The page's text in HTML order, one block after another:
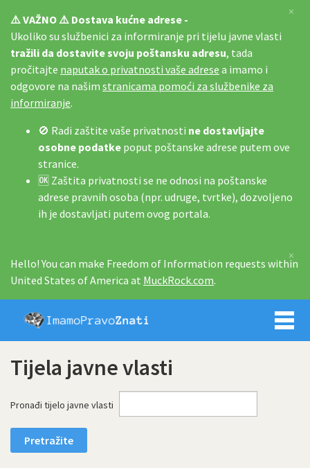
⚠️ VAŽNO ⚠️ Dostava kućne adrese -
Ukoliko su službenici za informiranje pri tijelu javne vlasti
tražili da dostavite svoju poštansku adresu, tada
pročitajte naputak o privatnosti vaše adrese a imamo i
odgovore na našim stranicama pomoći za službenike za
informiranje.
🚫 Radi zaštite vaše privatnosti ne dostavljajte
osobne podatke poput poštanske adrese putem ove
stranice.
🆗 Zaštita privatnosti se ne odnosi na poštanske
adrese pravnih osoba (npr. udruge, tvrtke), dozvoljeno
ih je dostavljati putem ovog portala.
×
Hello! You can make Freedom of Information requests within
United States of America at MuckRock.com.
×
Imamo
Tijela javne vlasti
Pronađi tijelo javne vlasti